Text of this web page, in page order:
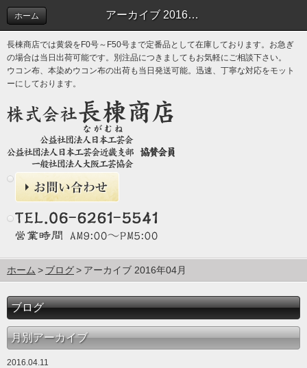
アーカイブ 2016年04月 | ブログ
ホーム
長棟商店では黄袋をF0号～F50号まで定番品として在庫しております。お急ぎ
の場合は当日出荷可能です。別注品につきましてもお気軽にご相談下さい。
ウコン布、本染めウコン布の出荷も当日発送可能。迅速、丁寧な対応をモット
ーにしております。
ホーム ブログ アーカイブ 2016年04月
ブログ
月別アーカイブ
2016.04.11